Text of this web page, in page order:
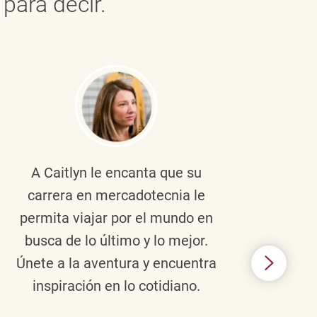
A Caitlyn le encanta que su
carrera en mercadotecnia le
permita viajar por el mundo en
busca de lo último y lo mejor.
Únete a la aventura y encuentra
inspiración en lo cotidiano.